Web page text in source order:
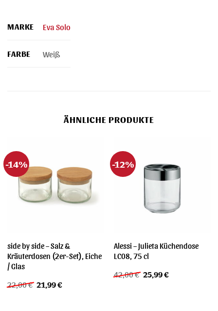
MARKE Eva Solo
FARBE Weiß
ÄHNLICHE PRODUKTE
-14%
side by side – Salz &
Kräuterdosen (2er-Set), Eiche
/ Glas
22,00€ Ursprünglicher
Preis
21,99€Aktueller
-12%
Alessi – Julieta Küchendose
LC08, 75 cl
42,00€ Ursprünglicher
Preis
25,99€Aktueller